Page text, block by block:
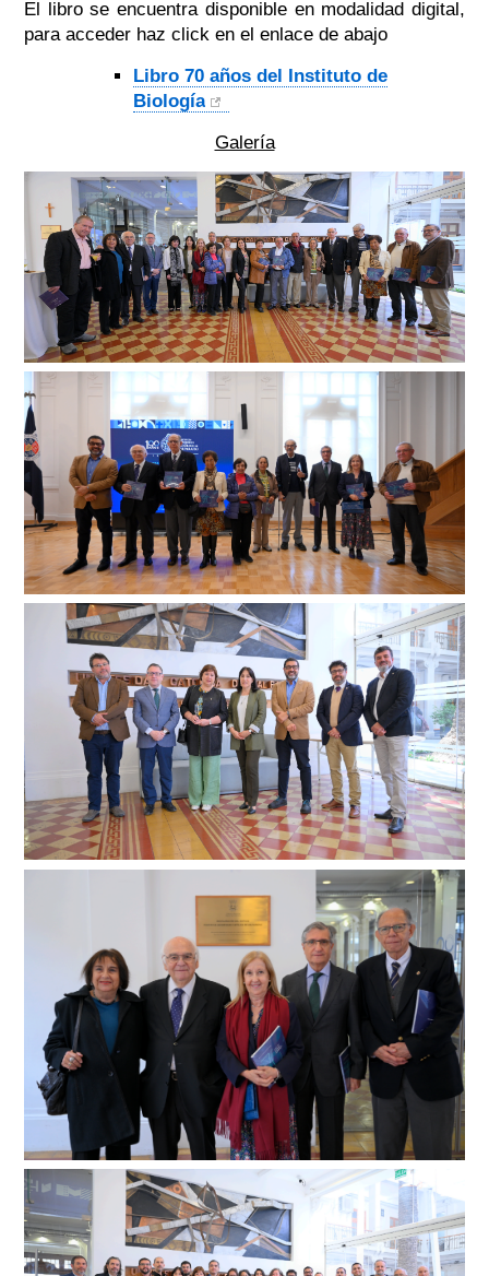
El libro se encuentra disponible en modalidad digital,
para acceder haz click en el enlace de abajo
Libro 70 años del Instituto de
Biología
Galería